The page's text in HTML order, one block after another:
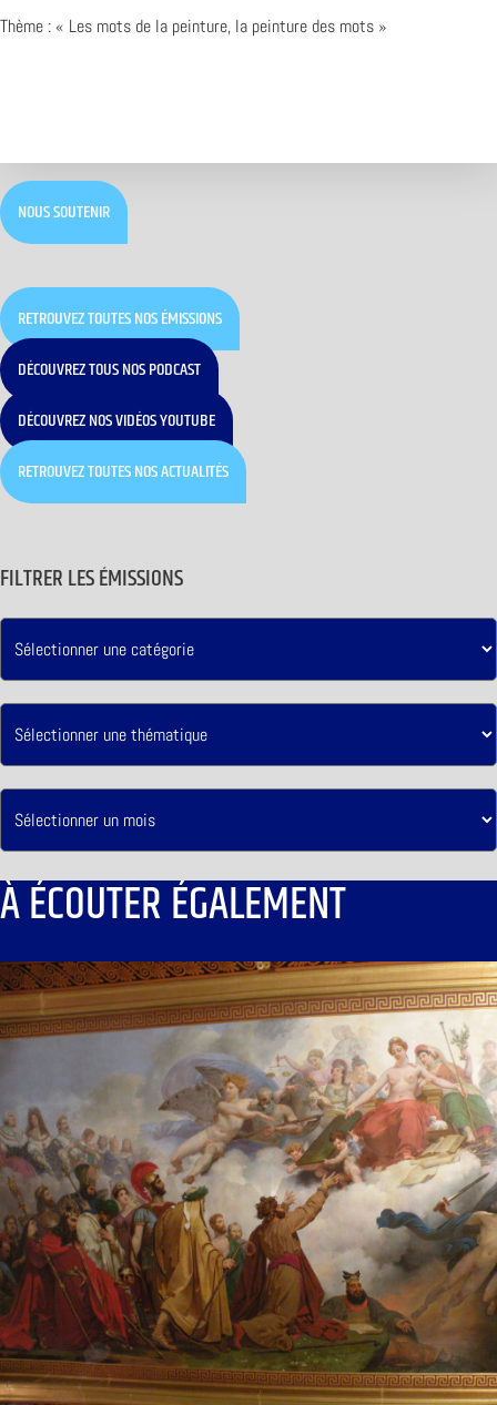
Thème : « Les mots de la peinture, la peinture des mots »
NOUS SOUTENIR
RETROUVEZ TOUTES NOS ÉMISSIONS
DÉCOUVREZ TOUS NOS PODCAST
DÉCOUVREZ NOS VIDÉOS YOUTUBE
RETROUVEZ TOUTES NOS ACTUALITÉS
FILTRER LES ÉMISSIONS
À ÉCOUTER ÉGALEMENT